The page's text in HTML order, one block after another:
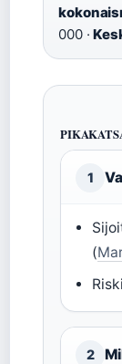
000 ·
1
(
2